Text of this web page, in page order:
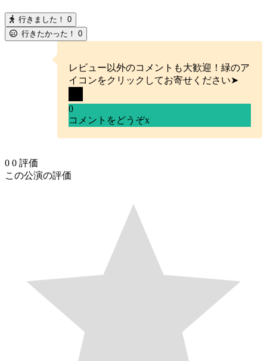
行きました！ 0
行きたかった！ 0
レビュー以外のコメントも大歓迎！緑のア
イコンをクリックしてお寄せください➤
0
コメントをどうぞx
0 0 評価
この公演の評価